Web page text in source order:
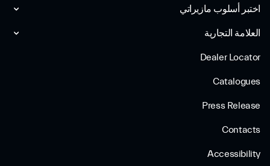
اختبر أسلوب مازیراتي
العلامة التجارية
Dealer Locator
Catalogues
Press Release
Contacts
Accessibility